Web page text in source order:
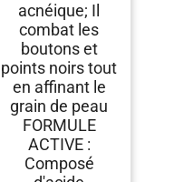
acnéique; Il
combat les
boutons et
points noirs tout
en affinant le
grain de peau
FORMULE
ACTIVE :
Composé